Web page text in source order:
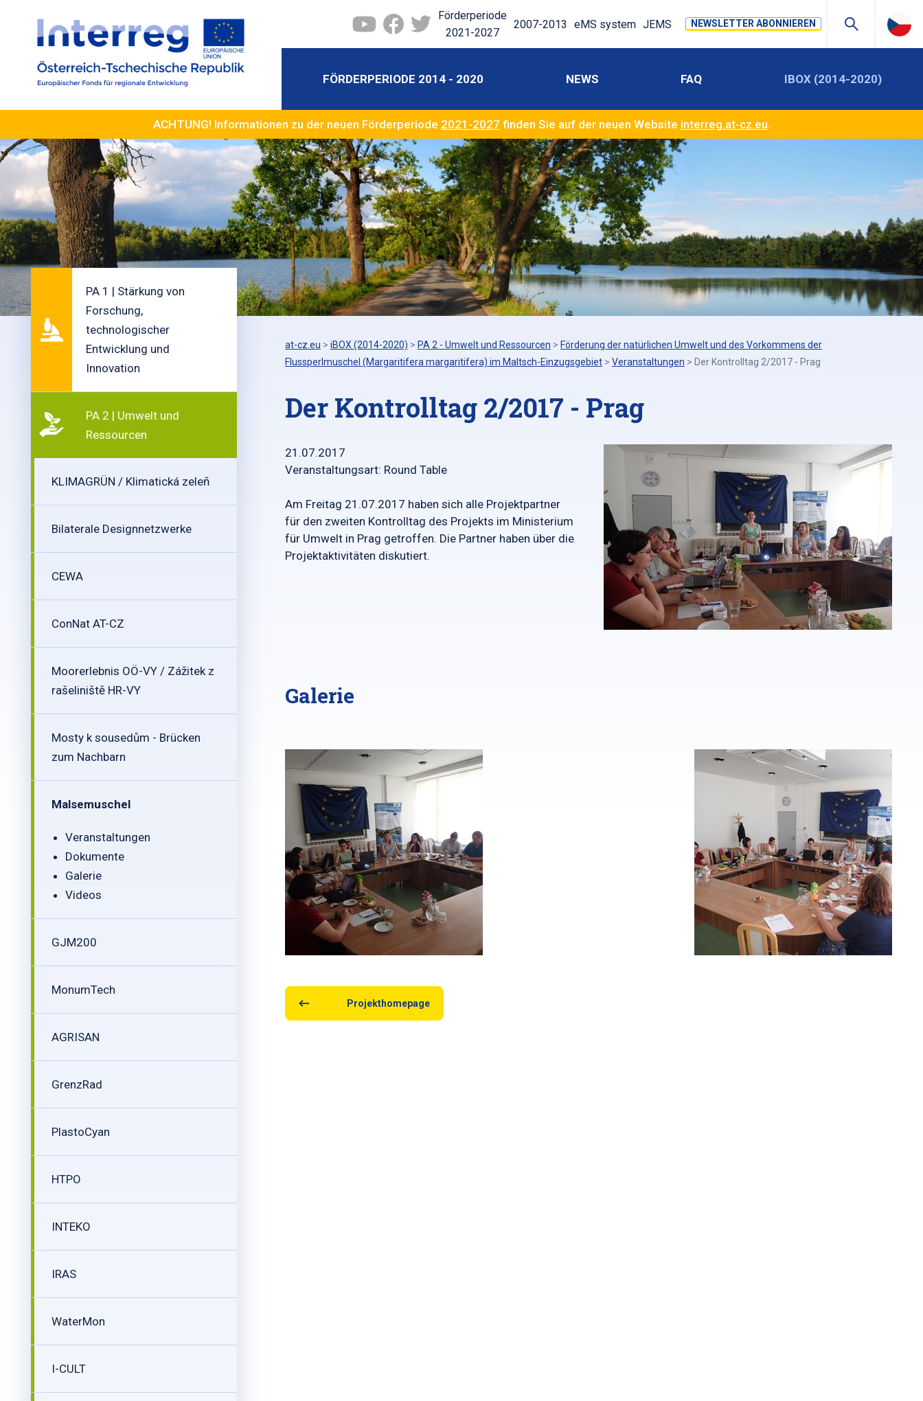
Förderperiode
2021-2027
2007-2013 eMS system JEMS NEWSLETTER ABONNIEREN
FÖRDERPERIODE 2014 - 2020 NEWS FAQ IBOX (2014-2020)
ACHTUNG! Informationen zu der neuen Förderperiode 2021-2027 finden Sie auf der neuen Website interreg.at-cz.eu.
PA 1 | Stärkung von
Forschung,
technologischer
Entwicklung und
Innovation
PA 2 | Umwelt und
Ressourcen
KLIMAGRÜN / Klimatická zeleň
Bilaterale Designnetzwerke
CEWA
ConNat AT-CZ
Moorerlebnis OÖ-VY / Zážitek z
rašeliniště HR-VY
Mosty k sousedům - Brücken
zum Nachbarn
Malsemuschel
Veranstaltungen
Dokumente
Galerie
Videos
GJM200
MonumTech
AGRISAN
GrenzRad
PlastoCyan
HTPO
INTEKO
IRAS
WaterMon
I-CULT
at-cz.eu > iBOX (2014-2020) > PA 2 - Umwelt und Ressourcen > Förderung der natürlichen Umwelt und des Vorkommens der
Flussperlmuschel (Margaritifera margaritifera) im Maltsch-Einzugsgebiet > Veranstaltungen > Der Kontrolltag 2/2017 - Prag
Der Kontrolltag 2/2017 - Prag
21.07.2017
Veranstaltungsart: Round Table
Am Freitag 21.07.2017 haben sich alle Projektpartner
für den zweiten Kontrolltag des Projekts im Ministerium
für Umwelt in Prag getroffen. Die Partner haben über die
Projektaktivitäten diskutiert.
Galerie
Projekthomepage